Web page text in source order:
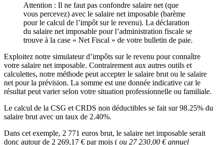
Attention : Il ne faut pas confondre salaire net (que
vous percevez) avec le salaire net imposable (barème
pour le calcul de l’impôt sur le revenu). La déclaration
du salaire net imposable pour l’administration fiscale se
trouve à la case « Net Fiscal » de votre bulletin de paie.
Exploitez notre simulateur d’impôts sur le revenu pour connaître
votre salaire net imposable. Contrairement aux autres outils et
calculettes, notre méthode peut accepter le salaire brut ou le salaire
net pour la prévision. La somme est une donnée indicative car le
résultat peut varier selon votre situation professionnelle ou familiale.
Le calcul de la CSG et CRDS non déductibles se fait sur 98.25% du
salaire brut avec un taux de 2.40%.
Dans cet exemple, 2 771 euros brut, le salaire net imposable serait
donc autour de 2 269,17 € par mois ( ou 27 230,00 € annuel